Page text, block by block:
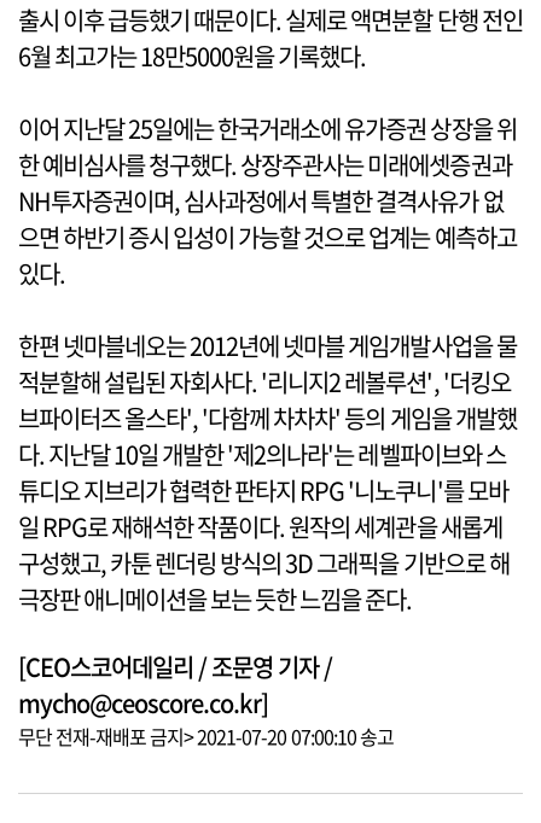
출시 이후 급등했기 때문이다. 실제로 액면분할 단행 전인
6월 최고가는 18만5000원을 기록했다.
이어 지난달 25일에는 한국거래소에 유가증권 상장을 위
한 예비심사를 청구했다. 상장주관사는 미래에셋증권과
NH투자증권이며, 심사과정에서 특별한 결격사유가 없
으면 하반기 증시 입성이 가능할 것으로 업계는 예측하고
있다.
한편 넷마블네오는 2012년에 넷마블 게임개발사업을 물
적분할해 설립된 자회사다. '리니지2 레볼루션', '더킹오
브파이터즈 올스타', '다함께 차차차' 등의 게임을 개발했
다. 지난달 10일 개발한 '제2의나라'는 레벨파이브와 스
튜디오 지브리가 협력한 판타지 RPG '니노쿠니'를 모바
일 RPG로 재해석한 작품이다. 원작의 세계관을 새롭게
구성했고, 카툰 렌더링 방식의 3D 그래픽을 기반으로 해
극장판 애니메이션을 보는 듯한 느낌을 준다.
[CEO스코어데일리 / 조문영 기자 /
mycho@ceoscore.co.kr]
무단 전재-재배포 금지> 2021-07-20 07:00:10 송고